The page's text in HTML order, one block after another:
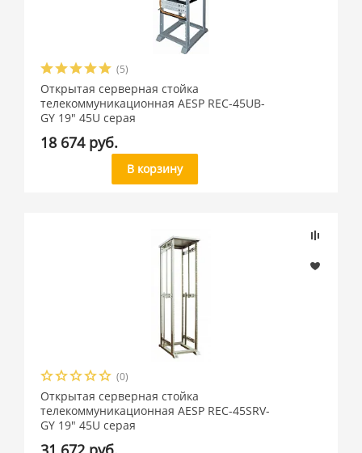
(5)
Открытая серверная стойка
телекоммуникационная AESP REC-45UB-
GY 19" 45U cерая
18 674 руб.
В корзину
(0)
Открытая серверная стойка
телекоммуникационная AESP REC-45SRV-
GY 19" 45U cерая